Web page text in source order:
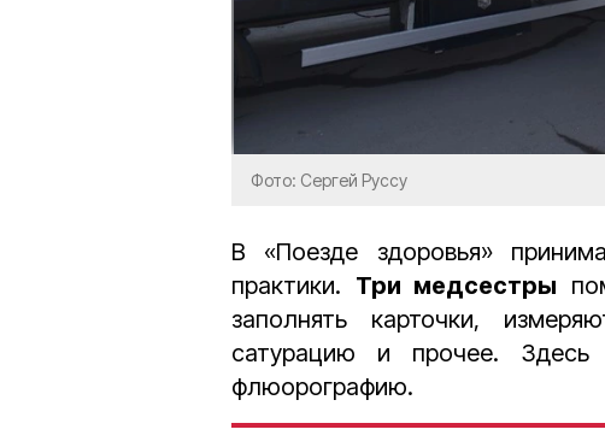
Фото: Сергей Руссу
В «Поезде здоровья»
практики. Три медсестры
заполнять карточки,
сатурацию и прочее.
флюорографию.